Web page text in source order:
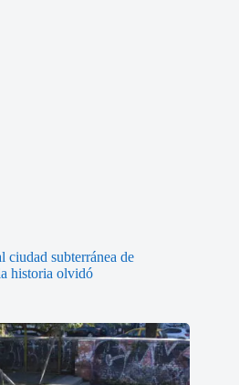
ciudad subterránea de
historia olvidó